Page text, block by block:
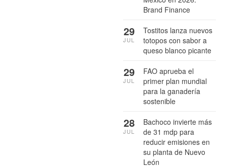
Brand Finance
Tostitos lanza nuevos
totopos con sabor a
queso blanco picante
29
JUL
FAO aprueba el
primer plan mundial
para la ganadería
sostenible
29
JUL
Bachoco invierte más
de 31 mdp para
reducir emisiones en
su planta de Nuevo
León
28
JUL